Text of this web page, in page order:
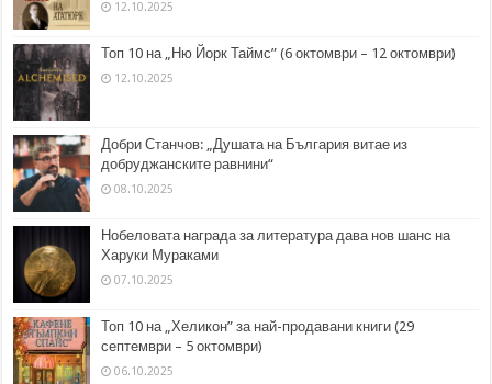
12.10.2025
Топ 10 на „Ню Йорк Таймс” (6 октомври – 12 октомври)
12.10.2025
Добри Станчов: „Душата на България витае из
добруджанските равнини“
08.10.2025
Нобеловата награда за литература дава нов шанс на
Харуки Мураками
07.10.2025
Топ 10 на „Хеликон” за най-продавани книги (29
септември – 5 октомври)
06.10.2025